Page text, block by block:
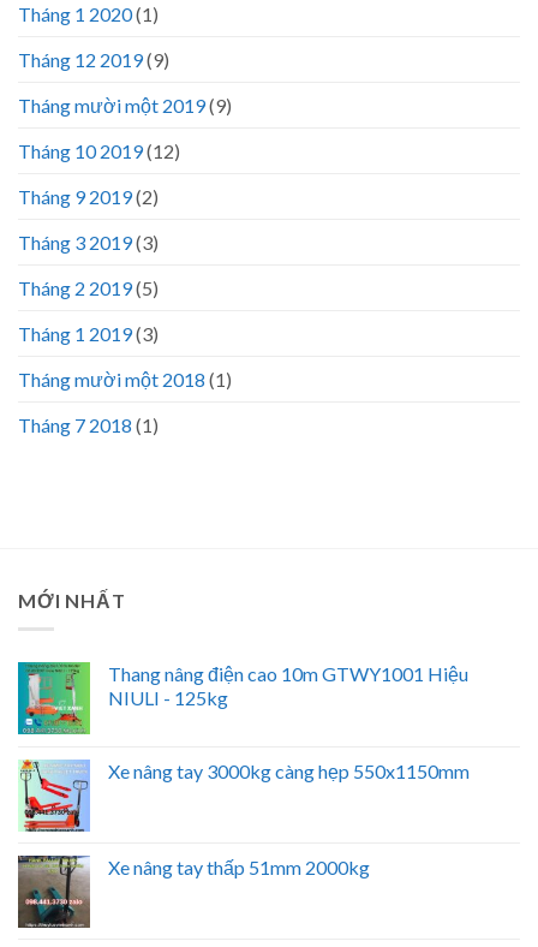
Tháng 1 2020(1)
Tháng 12 2019(9)
Tháng mười một 2019(9)
Tháng 10 2019(12)
Tháng 9 2019(2)
Tháng 3 2019(3)
Tháng 2 2019(5)
Tháng 1 2019(3)
Tháng mười một 2018 (1)
Tháng 7 2018 (1)
MỚI NHẤT
Thang nâng điện cao 10m GTWY1001 Hiệu
NIULI - 125kg
Xe nâng tay 3000kg càng hẹp 550x1150mm
Xe nâng tay thấp 51mm 2000kg